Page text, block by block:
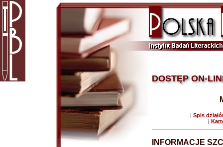
DOSTĘP ON-
| Spis
|
INFORMACJE